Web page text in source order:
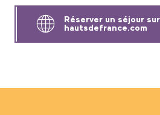
Réserver un séjour
hautsdefrance.com